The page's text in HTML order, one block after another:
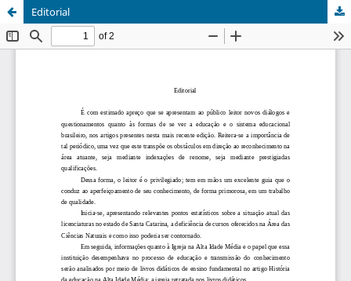
Editorial